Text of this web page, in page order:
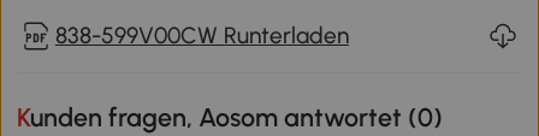
838-599V00CW Runterladen
Kunden fragen, Aosom antwortet (0)